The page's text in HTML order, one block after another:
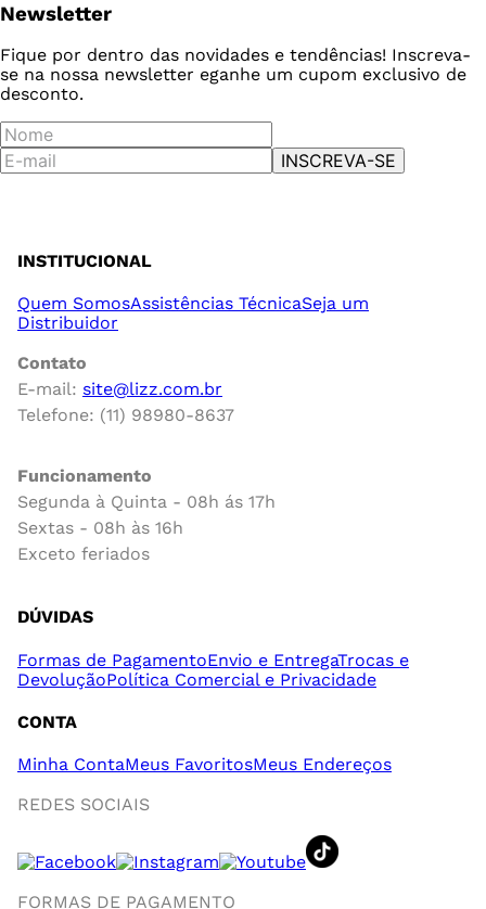
Newsletter
Fique por dentro das novidades e tendências! Inscreva-
se na nossa newsletter eganhe um cupom exclusivo de
desconto.
INSCREVA-SE
INSTITUCIONAL
Quem SomosAssistências TécnicaSeja um
Distribuidor
Contato
E-mail: site@lizz.com.br
Telefone: (11) 98980-8637
Funcionamento
Segunda à Quinta - 08h ás 17h
Sextas - 08h às 16h
Exceto feriados
DÚVIDAS
Formas de PagamentoEnvio e EntregaTrocas e
DevoluçãoPolítica Comercial e Privacidade
CONTA
Minha ContaMeus FavoritosMeus Endereços
REDES SOCIAIS
FORMAS DE PAGAMENTO